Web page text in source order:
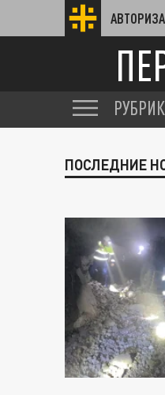
ПОСЛЕДНИЕ